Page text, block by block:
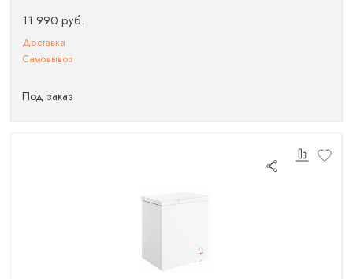
11 990 руб.
Доставка
Самовывоз
Под заказ